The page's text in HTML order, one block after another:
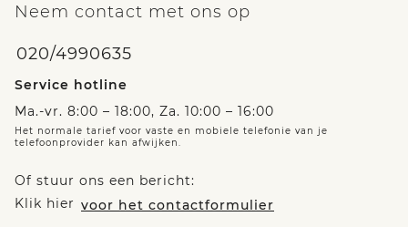
Neem contact met ons op
020/4990635
Service hotline
Ma.-vr. 8:00 – 18:00, Za. 10:00 – 16:00
Het normale tarief voor vaste en mobiele telefonie van je
telefoonprovider kan afwijken.
Of stuur ons een bericht:
Klik hier voor het contactformulier